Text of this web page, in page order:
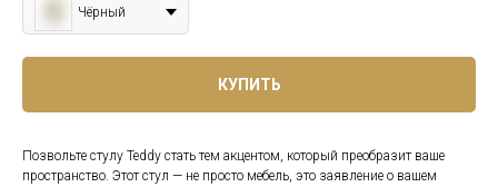
Чёрный
КУПИТЬ
Позвольте стулу Teddy стать тем акцентом, который преобразит ваше
пространство. Этот стул — не просто мебель, это заявление о вашем